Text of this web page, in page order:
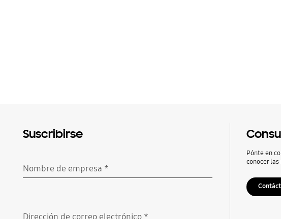
Suscribirse
Nombre de empresa *
Dirección de correo electrónico *
Pónte en
conocer